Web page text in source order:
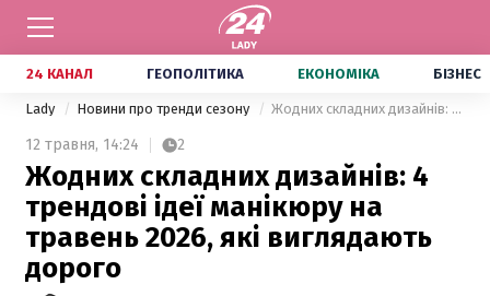
24 КАНАЛ ГЕОПОЛІТИКА ЕКОНОМІКА БІЗНЕС
Lady Новини про тренди сезону Жодних складних дизайнів: 4 трендові ідеї манікюру на травень 2026, які виглядають дорого
12 травня, 14:24 2
Жодних складних дизайнів: 4
трендові ідеї манікюру на
травень 2026, які виглядають
дорого